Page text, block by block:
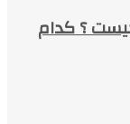
؟ کدام